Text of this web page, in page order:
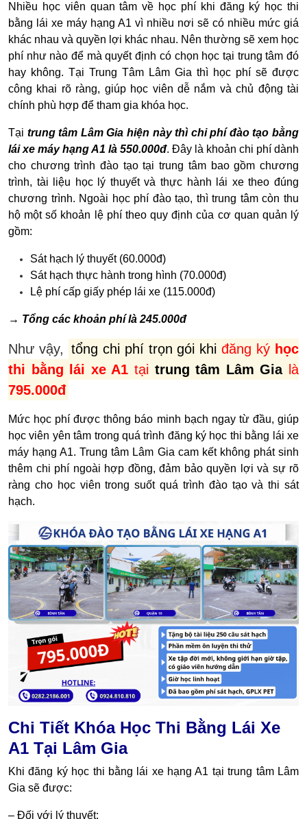
Nhiều học viên quan tâm về học phí khi đăng ký học thi
bằng lái xe máy hạng A1 vì nhiều nơi sẽ có nhiều mức giá
khác nhau và quyền lợi khác nhau. Nên thường sẽ xem học
phí như nào để mà quyết định có chọn học tại trung tâm đó
hay không. Tại Trung Tâm Lâm Gia thì học phí sẽ được
công khai rõ ràng, giúp học viên dễ nắm và chủ động tài
chính phù hợp để tham gia khóa học.
Tại trung tâm Lâm Gia hiện này thì chi phí đào tạo bằng
lái xe máy hạng A1 là 550.000đ. Đây là khoản chi phí dành
cho chương trình đào tạo tại trung tâm bao gồm chương
trình, tài liệu học lý thuyết và thực hành lái xe theo đúng
chương trình. Ngoài học phí đào tạo, thì trung tâm còn thu
hộ một số khoản lệ phí theo quy định của cơ quan quản lý
gồm:
Sát hạch lý thuyết (60.000đ)
Sát hạch thực hành trong hình (70.000đ)
Lệ phí cấp giấy phép lái xe (115.000đ)
→ Tổng các khoản phí là 245.000đ
Như vậy, tổng chi phí trọn gói khiđăng ký học
thi bằng lái xe A1 tại trung tâm Lâm Gialà
795.000đ
Mức học phí được thông báo minh bạch ngay từ đầu, giúp
học viên yên tâm trong quá trình đăng ký học thi bằng lái xe
máy hạng A1. Trung tâm Lâm Gia cam kết không phát sinh
thêm chi phí ngoài hợp đồng, đảm bảo quyền lợi và sự rõ
ràng cho học viên trong suốt quá trình đào tạo và thi sát
hạch.
Chi Tiết Khóa Học Thi Bằng Lái Xe
A1 Tại Lâm Gia
Khi đăng ký học thi bằng lái xe hạng A1 tại trung tâm Lâm
Gia sẽ được:
– Đối với lý thuyết: